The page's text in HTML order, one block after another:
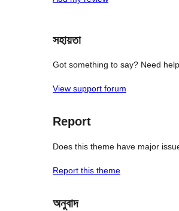
সহায়তা
Got something to say? Need
View support forum
Report
Does this theme have major
Report this theme
অনুবাদ